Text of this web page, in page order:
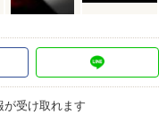
が受け取れます